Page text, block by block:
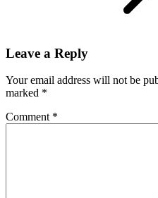
Leave a Reply
Your email address will not be
marked *
Comment *